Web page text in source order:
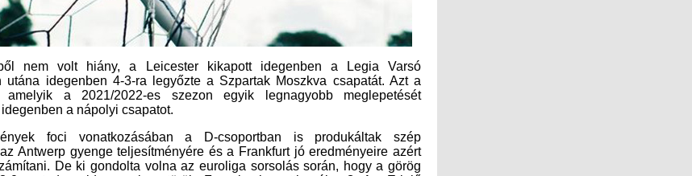
nem volt hiány, a Leicester kikapott idegenben a Legia Varsó
utána idegenben 4-3-ra legyőzte a Szpartak Moszkva csapatát. Azt a
amelyik a 2021/2022-es szezon egyik legnagyobb meglepetését
a nápolyi csapatot.
foci vonatkozásában a D-csoportban is produkáltak szép
Antwerp gyenge teljesítményére és a Frankfurt jó eredményeire azért
De ki gondolta volna az euroliga sorsolás során, hogy a görög
0-ra tud majd nyerni a török Fenerbache otthonában? Az E-jelű
jó teljesítménye talán nem volt meglepetés senki számára, de azt
előzetesen, hogy a Marseille négyből négy döntetlennel kezdi majd a